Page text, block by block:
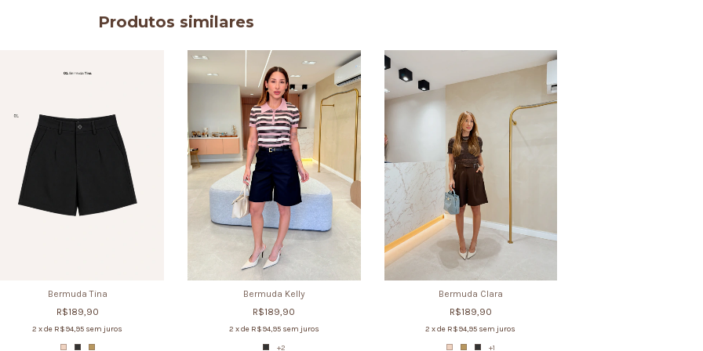
Produtos similares
Bermuda Tina
R$189,90
2 x de R$94,95 sem juros
Bermuda Kelly
R$189,90
2 x de R$94,95 sem juros
+2
Bermuda Clara
R$189,90
2 x de R$94,95 sem juros
+1